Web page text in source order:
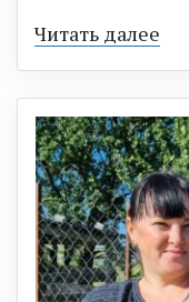
Читать далее